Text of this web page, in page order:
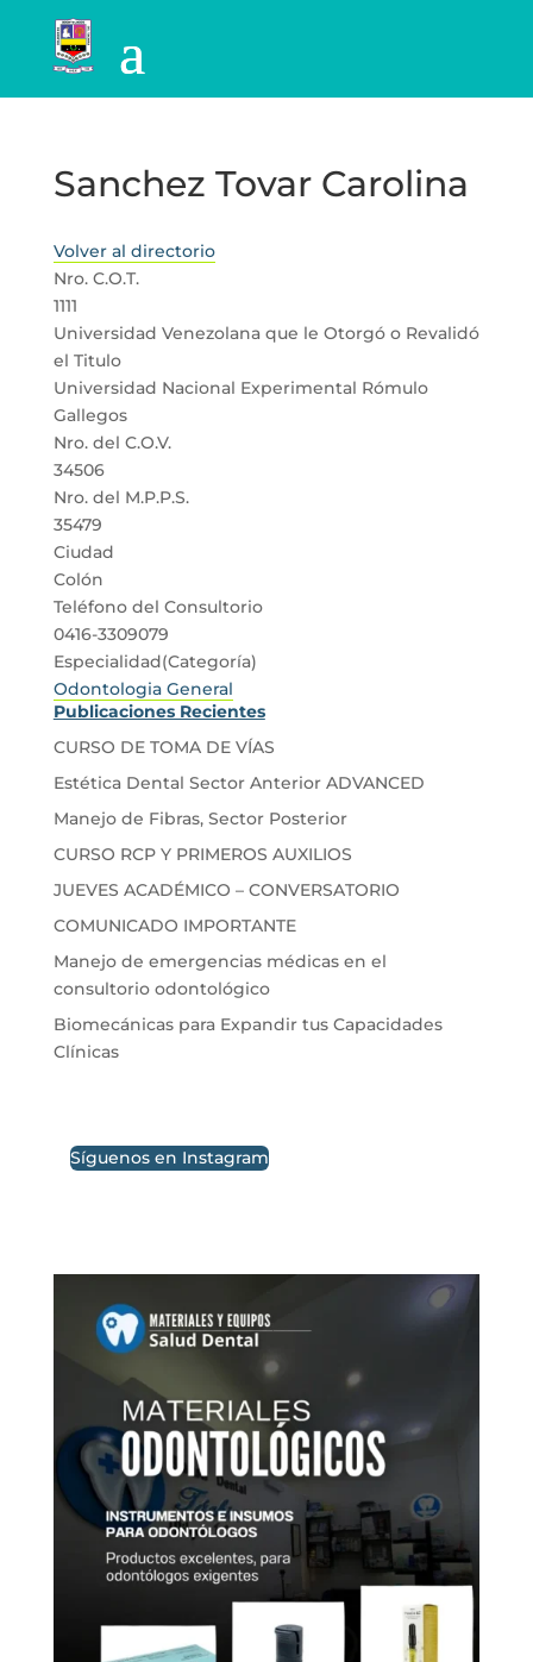
Sanchez Tovar Carolina
Volver al directorio
Nro. C.O.T.
1111
Universidad Venezolana que le Otorgó o Revalidó
el Titulo
Universidad Nacional Experimental Rómulo
Gallegos
Nro. del C.O.V.
34506
Nro. del M.P.P.S.
35479
Ciudad
Colón
Teléfono del Consultorio
0416-3309079
Especialidad(Categoría)
Odontologia General
Publicaciones Recientes
CURSO DE TOMA DE VÍAS
Estética Dental Sector Anterior ADVANCED
Manejo de Fibras, Sector Posterior
CURSO RCP Y PRIMEROS AUXILIOS
JUEVES ACADÉMICO – CONVERSATORIO
COMUNICADO IMPORTANTE
Manejo de emergencias médicas en el
consultorio odontológico
Biomecánicas para Expandir tus Capacidades
Clínicas
Síguenos en Instagram